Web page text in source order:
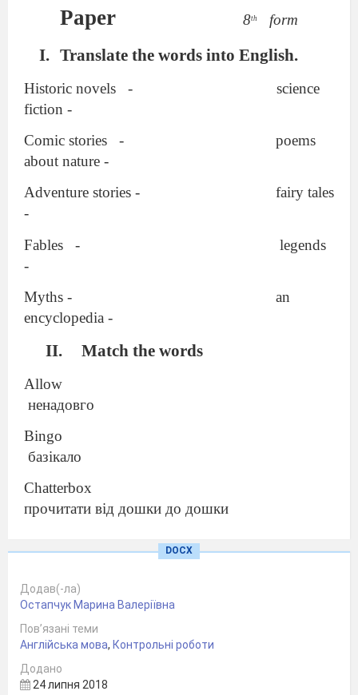
Paper
8th form
Translate the words into English.
Historic novels -
science
fiction -
Comic stories
-
poems
about nature -
Adventure stories -
fairy tales
-
Fables
-
legends
-
Myths -
an
encyclopedia -
Match the words
Allow
ненадовго
Bingo
базікало
Chatterbox
прочитати від дошки до дошки
Read from cover to cover
представляти
Refuse
промова
DOCX
Додав(-ла)
Остапчук Марина Валеріївна
Пов’язані теми
Англійська мова, Контрольні роботи
Додано
24 липня 2018